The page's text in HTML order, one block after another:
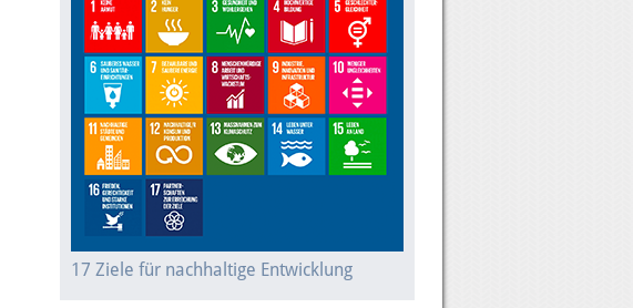
17 Ziele für nachhaltige Entwicklung